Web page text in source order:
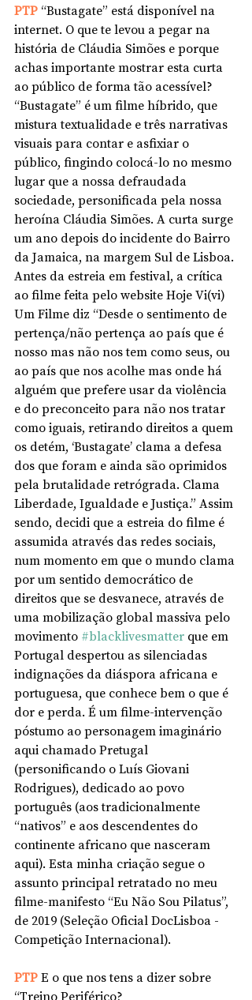
PTP “Bustagate” está disponível na
internet. O que te levou a pegar na
história de Cláudia Simões e porque
achas importante mostrar esta curta
ao público de forma tão acessível?
“Bustagate” é um filme híbrido, que
mistura textualidade e três narrativas
visuais para contar e asfixiar o
público, fingindo colocá-lo no mesmo
lugar que a nossa defraudada
sociedade, personificada pela nossa
heroína Cláudia Simões. A curta surge
um ano depois do incidente do Bairro
da Jamaica, na margem Sul de Lisboa.
Antes da estreia em festival, a crítica
ao filme feita pelo website Hoje Vi(vi)
Um Filme diz “Desde o sentimento de
pertença/não pertença ao país que é
nosso mas não nos tem como seus, ou
ao país que nos acolhe mas onde há
alguém que prefere usar da violência
e do preconceito para não nos tratar
como iguais, retirando direitos a quem
os detém, ‘Bustagate’ clama a defesa
dos que foram e ainda são oprimidos
pela brutalidade retrógrada. Clama
Liberdade, Igualdade e Justiça.” Assim
sendo, decidi que a estreia do filme é
assumida através das redes sociais,
num momento em que o mundo clama
por um sentido democrático de
direitos que se desvanece, através de
uma mobilização global massiva pelo
movimento #blacklivesmatter que em
Portugal despertou as silenciadas
indignações da diáspora africana e
portuguesa, que conhece bem o que é
dor e perda. É um filme-intervenção
póstumo ao personagem imaginário
aqui chamado Pretugal
(personificando o Luís Giovani
Rodrigues), dedicado ao povo
português (aos tradicionalmente
“nativos” e aos descendentes do
continente africano que nasceram
aqui). Esta minha criação segue o
assunto principal retratado no meu
filme-manifesto “Eu Não Sou Pilatus”,
de 2019 (Seleção Oficial DocLisboa -
Competição Internacional).
PTP E o que nos tens a dizer sobre
“Treino Periférico?